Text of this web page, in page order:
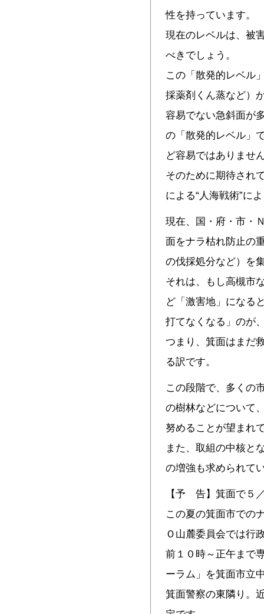
性を持っています。
現在のレベルは、被
べきでしょう。
この「散発的レベル
採薬剤くん蒸など）
容易でない急斜面が
の「散発的レベル」
ど容易ではありませ
そのために期待され
による“人海戦術”に
現在、国・府・市・
面をナラ枯れ防止の
の伐採処分など）を
それは、もし高槻市
ど「激害地」になる
打てなくなる」のが
つまり、箕面はまだ
る訳です。
この段階で、多くの
の樹林などについて
努めることが望まれ
また、取組の中核と
の増強も求められて
【予 告】箕面で５
この夏の箕面市での
Ｏ山麓委員会では行
前１０時～正午まで
ーラム」を箕面市立
箕面警察の東隣り。